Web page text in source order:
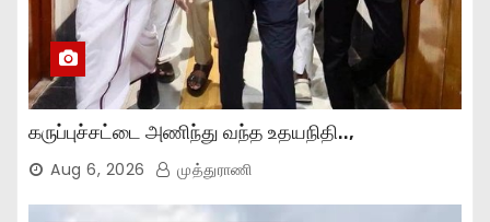
கருப்புச்சட்டை அணிந்து வந்த உதயநிதி..,
Aug 6, 2026 முத்துராணி